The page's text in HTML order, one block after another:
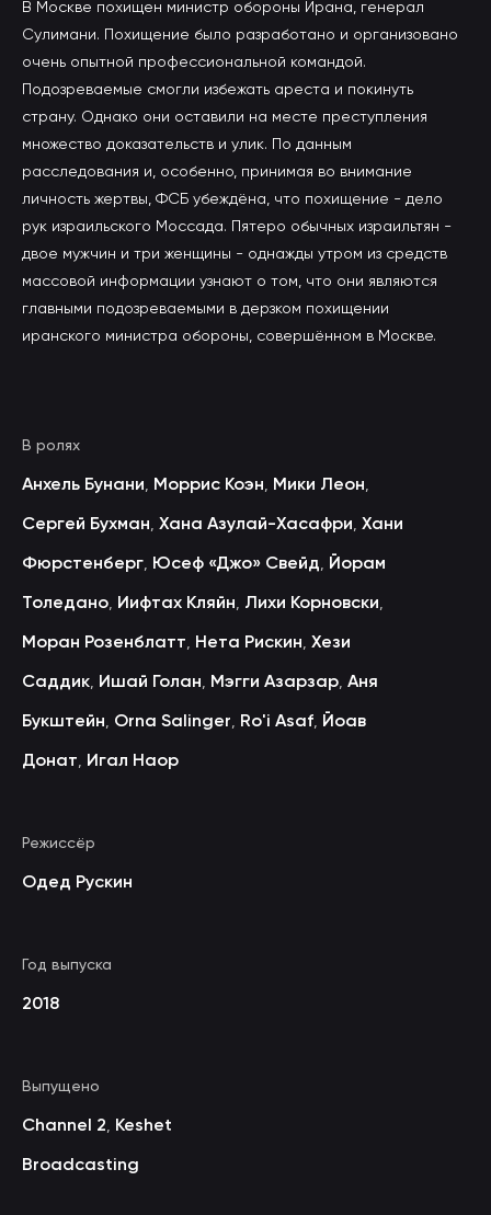
В Москве похищен министр обороны Ирана, генерал
Сулимани. Похищение было разработано и организовано
очень опытной профессиональной командой.
Подозреваемые смогли избежать ареста и покинуть
страну. Однако они оставили на месте преступления
множество доказательств и улик. По данным
расследования и, особенно, принимая во внимание
личность жертвы, ФСБ убеждёна, что похищение - дело
рук израильского Моссада. Пятеро обычных израильтян -
двое мужчин и три женщины - однажды утром из средств
массовой информации узнают о том, что они являются
главными подозреваемыми в дерзком похищении
иранского министра обороны, совершённом в Москве.
В ролях
Анхель Бунани Моррис Коэн Мики Леон
Сергей Бухман Хана Азулай-Хасафри Хани
Фюрстенберг Юсеф «Джо» Свейд Йорам
Толедано Иифтах Кляйн Лихи Корновски
Моран Розенблатт Нета Рискин Хези
Саддик Ишай Голан Мэгги Азарзар Аня
Букштейн Orna Salinger Ro'i Asaf Йоав
Донат Игал Наор
Режиссёр
Одед Рускин
Год выпуска
2018
Выпущено
Channel 2 Keshet
Broadcasting